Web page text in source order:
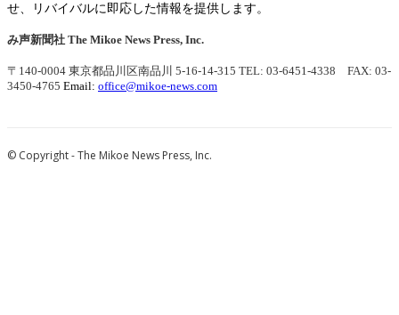
せ、リバイバルに即応した情報を提供します。
み声新聞社 The Mikoe News Press, Inc.
〒140-0004 東京都品川区南品川 5-16-14-315 TEL: 03-6451-4338 FAX: 03-
3450-4765 Email: office@mikoe-news.com
© Copyright - The Mikoe News Press, Inc.